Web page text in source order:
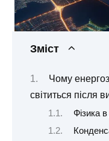
Зміст
Чому
світиться після
Фізика